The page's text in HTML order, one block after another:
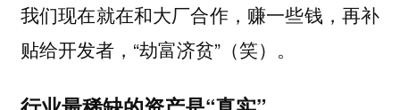
我们现在就在和大厂合作，赚一些钱，再补
贴给开发者，“劫富济贫”（笑）。